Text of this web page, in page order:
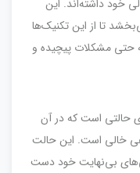
خود داشته‌اند. این
تا از این تکنیک‌ها
حتی مشکلات پیچیده و
حالتی است که در آن
خالی است. این حالت
بی‌نهایت خود دست